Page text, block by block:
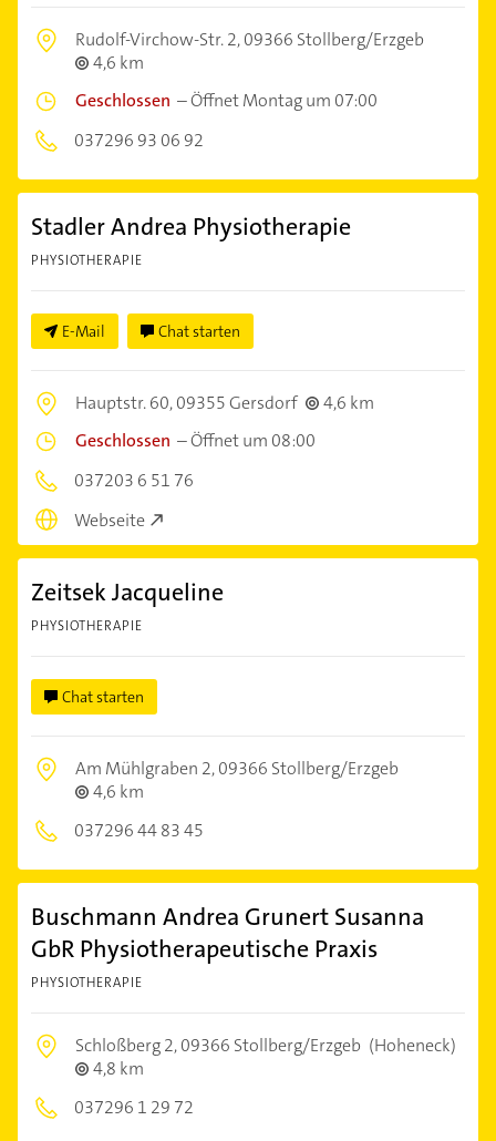
Rudolf-Virchow-Str. 2,09366 Stollberg/Erzgeb
4,6 km
Geschlossen –Öffnet Montag um 07:00
037296 93 06 92
Stadler Andrea Physiotherapie
PHYSIOTHERAPIE
E-Mail Chat starten
Hauptstr. 60,09355 Gersdorf
4,6 km
Geschlossen –Öffnet um 08:00
037203 6 51 76
Webseite
Zeitsek Jacqueline
PHYSIOTHERAPIE
Chat starten
Am Mühlgraben 2,09366 Stollberg/Erzgeb
4,6 km
037296 44 83 45
Buschmann Andrea Grunert Susanna
GbR Physiotherapeutische Praxis
PHYSIOTHERAPIE
Schloßberg 2,09366 Stollberg/Erzgeb (Hoheneck)
4,8 km
037296 1 29 72